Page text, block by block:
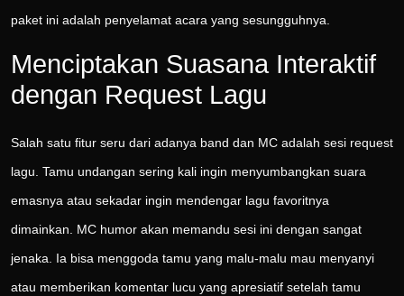
paket ini adalah penyelamat acara yang sesungguhnya.
Menciptakan Suasana Interaktif
dengan Request Lagu
Salah satu fitur seru dari adanya band dan MC adalah sesi request
lagu. Tamu undangan sering kali ingin menyumbangkan suara
emasnya atau sekadar ingin mendengar lagu favoritnya
dimainkan. MC humor akan memandu sesi ini dengan sangat
jenaka. Ia bisa menggoda tamu yang malu-malu mau menyanyi
atau memberikan komentar lucu yang apresiatif setelah tamu